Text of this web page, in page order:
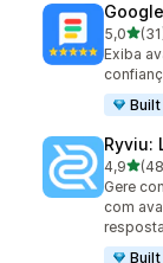
5,0de 5
31
Exiba
Ryviu:
4,9de 5
483
Gere
com